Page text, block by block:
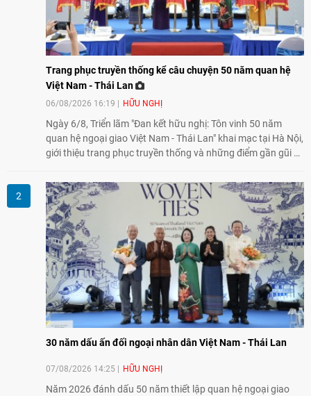
Trang phục truyền thống kể câu chuyện 50 năm quan hệ
Việt Nam - Thái Lan
06/08/2026 16:19 HỮU NGHỊ
Ngày 6/8, Triển lãm "Đan kết hữu nghị: Tôn vinh 50 năm
quan hệ ngoại giao Việt Nam - Thái Lan" khai mạc tại Hà Nội,
giới thiệu trang phục truyền thống và những điểm gần gũi về
giao lưu nhân dân trong chặng đường nửa thế kỷ quan hệ
song phương.
30 năm dấu ấn đối ngoại nhân dân Việt Nam - Thái Lan
07/08/2026 14:25 HỮU NGHỊ
Năm 2026 đánh dấu 50 năm thiết lập quan hệ ngoại giao